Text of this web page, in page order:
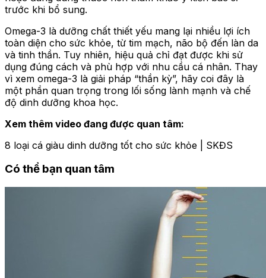
trước khi bổ sung.
Omega-3 là dưỡng chất thiết yếu mang lại nhiều lợi ích
toàn diện cho sức khỏe, từ tim mạch, não bộ đến làn da
và tinh thần. Tuy nhiên, hiệu quả chỉ đạt được khi sử
dụng đúng cách và phù hợp với nhu cầu cá nhân. Thay
vì xem omega-3 là giải pháp “thần kỳ”, hãy coi đây là
một phần quan trọng trong lối sống lành mạnh và chế
độ dinh dưỡng khoa học.
Xem thêm video đang được quan tâm:
8 loại cá giàu dinh dưỡng tốt cho sức khỏe | SKĐS
Có thể bạn quan tâm